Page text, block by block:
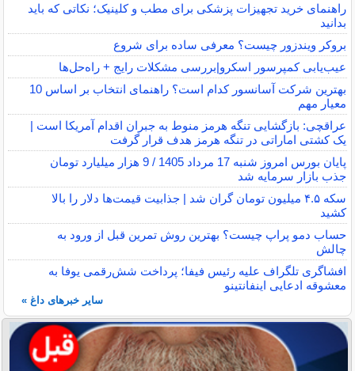
راهنمای خرید تجهیزات پزشکی برای مطب و کلینیک؛ نکاتی که باید
بدانید
بروکر ویندزور چیست؟ معرفی ساده برای شروع
عیب‌یابی کمپرسور اسکرو|بررسی مشکلات رایج + راه‌حل‌ها
بهترین شرکت آسانسور کدام است؟ راهنمای انتخاب بر اساس 10
معیار مهم
عراقچی: بازگشایی تنگه هرمز منوط به جبران اقدام آمریکا است |
یک کشتی اماراتی در تنگه هرمز هدف قرار گرفت
پایان بورس امروز شنبه 17 مرداد 1405 / 9 هزار میلیارد تومان
جذب بازار سرمایه شد
سکه ۴.۵ میلیون تومان گران شد | جذابیت قیمت‌ها دلار را بالا
کشید
حساب دمو پراپ چیست؟ بهترین روش تمرین قبل از ورود به
چالش
افشاگری تلگراف علیه رئیس فیفا؛ پرداخت شش‌رقمی یوفا به
معشوقه ادعایی اینفانتینو
سایر خبرهای داغ »